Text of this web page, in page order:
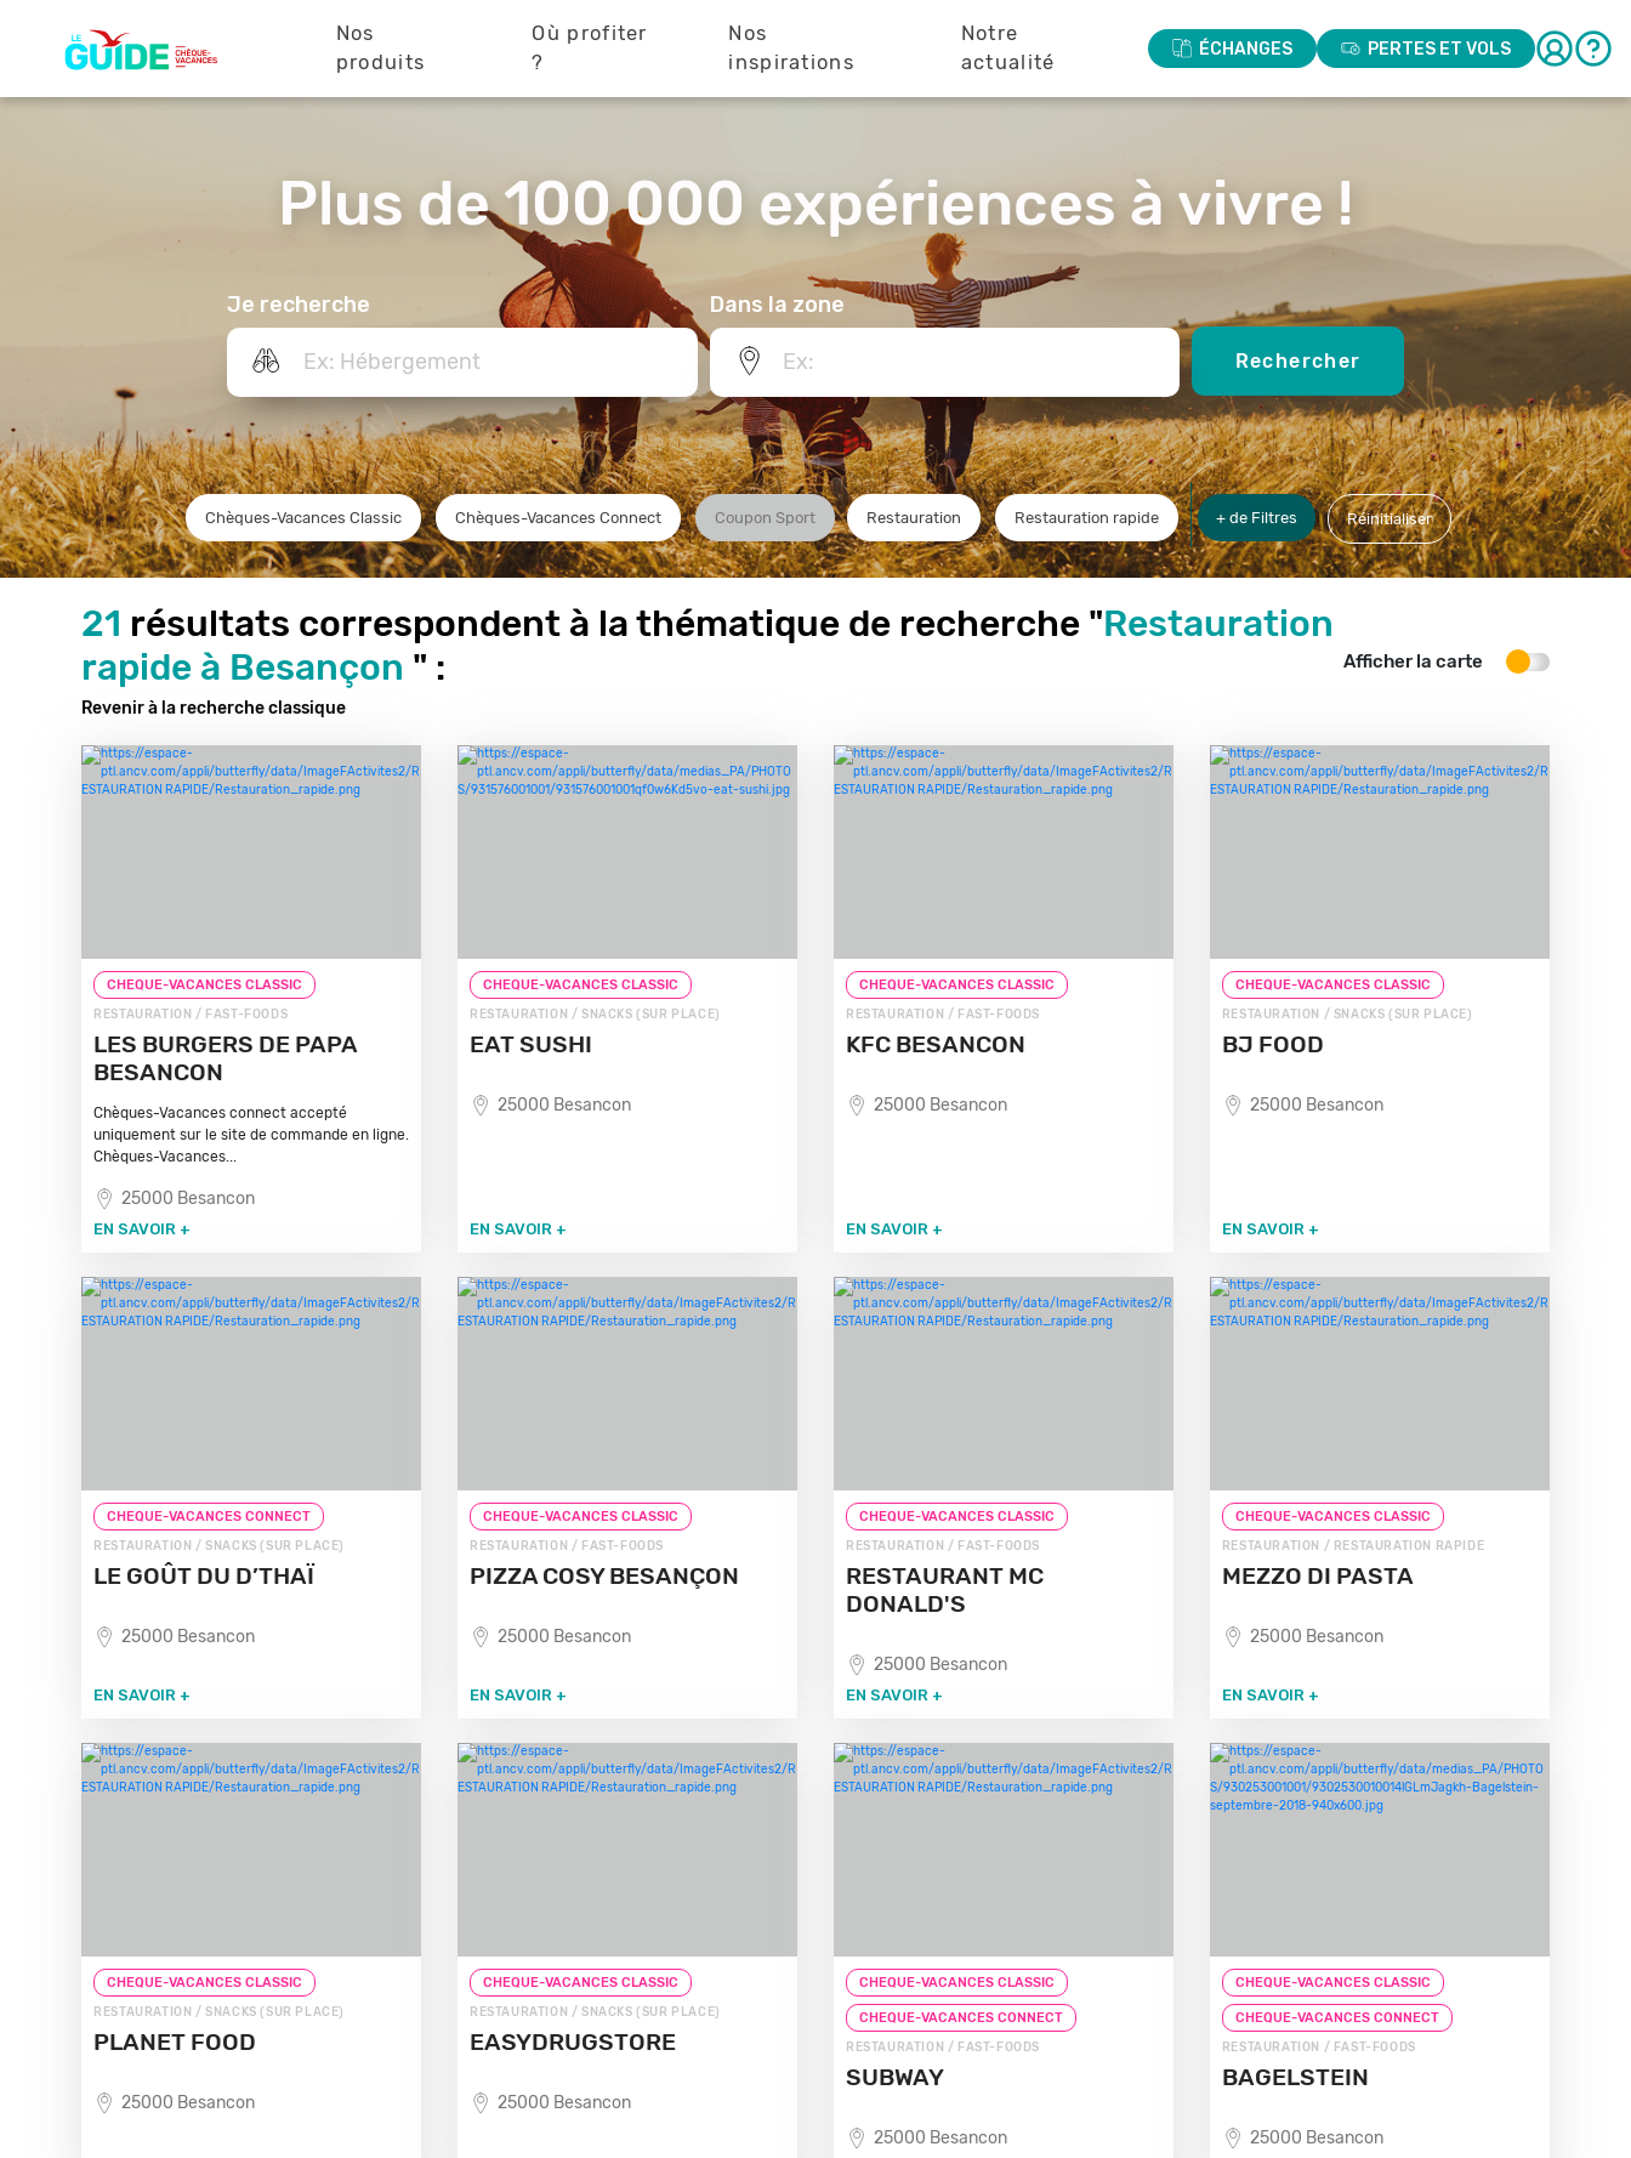
principale
Nos
produits
Où profiter
?
Nos
inspirations
Notre
actualité
ÉCHANGES PERTES ET VOLS
Plus de 100 000 expériences à vivre !
Je recherche Dans la zone
Rechercher
Chèques-Vacances Classic Chèques-Vacances Connect Coupon Sport Restauration Restauration rapide + de Filtres Réinitialiser
21 résultats correspondent à la thématique de recherche "Restauration
rapide à Besançon " :
Revenir à la recherche classique
Afficher la carte
CHEQUE-VACANCES CLASSIC
RESTAURATION / FAST-FOODS
LES BURGERS DE PAPA
BESANCON
Chèques-Vacances connect accepté
uniquement sur le site de commande en ligne.
Chèques-Vacances...
25000 Besancon
EN SAVOIR +
CHEQUE-VACANCES CLASSIC
RESTAURATION / SNACKS (SUR PLACE)
EAT SUSHI
25000 Besancon
EN SAVOIR +
CHEQUE-VACANCES CLASSIC
RESTAURATION / FAST-FOODS
KFC BESANCON
25000 Besancon
EN SAVOIR +
CHEQUE-VACANCES CLASSIC
RESTAURATION / SNACKS (SUR PLACE)
BJ FOOD
25000 Besancon
EN SAVOIR +
CHEQUE-VACANCES CONNECT
RESTAURATION / SNACKS (SUR PLACE)
LE GOÛT DU D’THAÏ
25000 Besancon
EN SAVOIR +
CHEQUE-VACANCES CLASSIC
RESTAURATION / FAST-FOODS
PIZZA COSY BESANÇON
25000 Besancon
EN SAVOIR +
CHEQUE-VACANCES CLASSIC
RESTAURATION / FAST-FOODS
RESTAURANT MC
DONALD'S
25000 Besancon
EN SAVOIR +
CHEQUE-VACANCES CLASSIC
RESTAURATION / RESTAURATION RAPIDE
MEZZO DI PASTA
25000 Besancon
EN SAVOIR +
CHEQUE-VACANCES CLASSIC
RESTAURATION / SNACKS (SUR PLACE)
PLANET FOOD
25000 Besancon
CHEQUE-VACANCES CLASSIC
RESTAURATION / SNACKS (SUR PLACE)
EASYDRUGSTORE
25000 Besancon
CHEQUE-VACANCES CLASSIC
CHEQUE-VACANCES CONNECT
RESTAURATION / FAST-FOODS
SUBWAY
25000 Besancon
CHEQUE-VACANCES CLASSIC
CHEQUE-VACANCES CONNECT
RESTAURATION / FAST-FOODS
BAGELSTEIN
25000 Besancon